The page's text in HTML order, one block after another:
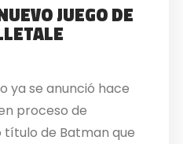
JUEGO DE
ya se anunció hace
proceso de
de Batman que